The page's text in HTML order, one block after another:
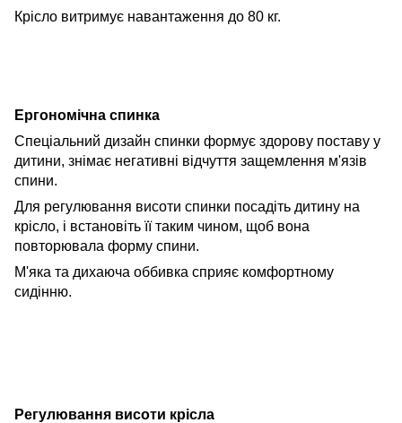
Крісло витримує навантаження до 80 кг.
Ергономічна спинка
Спеціальний дизайн спинки формує здорову поставу у
дитини, знімає негативні відчуття защемлення м'язів
спини.
Для регулювання висоти спинки посадіть дитину на
крісло, і встановіть її таким чином, щоб вона
повторювала форму спини.
М'яка та дихаюча оббивка сприяє комфортному
сидінню.
Регулювання висоти крісла